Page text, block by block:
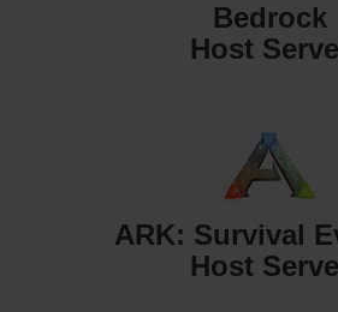
Bedrock
Host
ARK: Survival
Host